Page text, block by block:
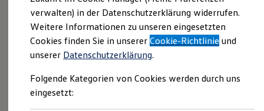
Aktuelle Angebote
E-Auto-Förderung
Volkswagen Marktplatz
Die ENERGY Sondermodelle
Junge Gebrauchtwagen und Gebrauchtwagen
Volkswagen Zertifizierte Gebrauchtwagen
Elektromobilität bei Gebrauchtwagen
Zubehör- und Serviceangebote
Saisonangebote
Rechtliches
Hier finden Sie Informationen über uns
(bhg Autohandelsgesellschaft mbH) als
verantwortlichen Anbieter von Inhalten
und Angeboten, die auf dieser Website
verwalten) in der Datenschutzerklärung widerrufen.
Weitere Informationen zu unseren eingesetzten
Cookies finden Sie in unsererCookie-Richtlinie und
unserer Datenschutzerklärung.
Folgende Kategorien von Cookies werden durch uns
eingesetzt: